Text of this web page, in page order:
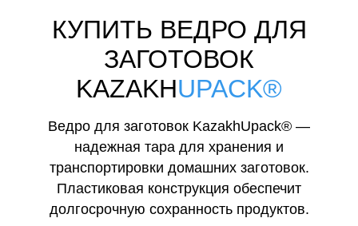
КУПИТЬ ВЕДРО ДЛЯ
ЗАГОТОВОК
KAZAKHUPACK®
Ведро для заготовок KazakhUpack® —
надежная тара для хранения и
транспортировки домашних заготовок.
Пластиковая конструкция обеспечит
долгосрочную сохранность продуктов.